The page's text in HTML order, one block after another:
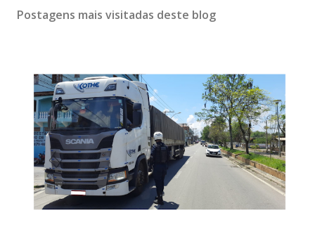
Postagens mais visitadas deste blog